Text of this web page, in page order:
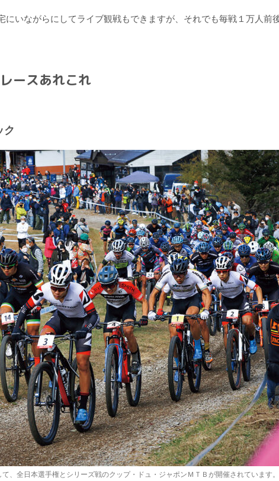
いながらにしてライブ観戦もできますが、それでも毎戦１万人前
ースあれこれ
ク
て、全日本選手権とシリーズ戦のクップ・ドュ・ジャポンＭＴＢが開催されています。